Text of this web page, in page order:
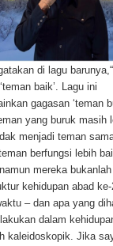
di lagu
baik’. Lagu ini
gagasan ‘teman
yang buruk masih
menjadi teman
berfungsi lebih
mereka
kehidupan abad
– dan apa yang
dalam
kaleidoskopik. Jika